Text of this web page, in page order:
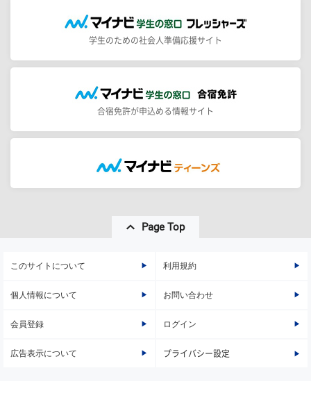
学生のための社会人準備応援サイト
合宿免許が申込める情報サイト
Page Top
このサイトについて 利用規約
個人情報について お問い合わせ
会員登録 ログイン
広告表示について プライバシー設定